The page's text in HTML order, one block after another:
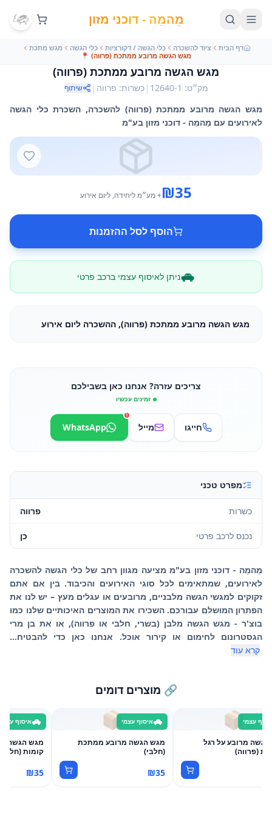
מֵהמֵה - דוכני מזון
דף הבית ציוד להשכרה כלי הגשה / דקורציות כלי הגשה
מגש מתכת
מגש הגשה מרובע ממתכת (פרווה) 📍
מגש הגשה מרובע ממתכת (פרווה)
מק״ט:
12640-1
|כשרות: פרווה | שיתוף
מגש הגשה מרובע ממתכת (פרווה) להשכרה, השכרת כלי הגשה
לאירועים עם מֵהמֵה - דוכני מזון בע"מ
₪35 + מע״מליחידה, ליום אירוע
הוסף לסל ההזמנות
ניתן לאיסוף עצמי ברכב פרטי
מגש הגשה מרובע ממתכת (פרווה), ההשכרה ליום אירוע
צריכים עזרה? אנחנו כאן בשבילכם
זמינים עכשיו
חייגו מייל WhatsApp
1
מפרט טכני
כשרות פרווה
נכנס לרכב פרטי כן
מֵהמֵה - דוכני מזון בע"מ מציעה מגוון רחב של כלי הגשה להשכרה
לאירועים, שמתאימים לכל סוגי האירועים והכיבוד. בין אם אתם
זקוקים למגשי הגשה מלבניים, מרובעים או עגלים מעץ – יש לנו את
הפתרון המושלם עבורכם. השכירו את המוצרים האיכותיים שלנו כמו
בוצ'ר - מגש הגשה מלבן (בשרי, חלבי או פרווה), או את בן מרי
הגסטרונום לחימום או קירור אוכל. אנחנו כאן כדי להבטיח...
קרא עוד
🔗 מוצרים דומים
📦עצמי
מרובע על רגל
(פרווה)
📦איסוף עצמי
מגש הגשה מרובע ממתכת
(חלבי)
₪35
איסוף עצמי
קומות (חלבי)
₪35